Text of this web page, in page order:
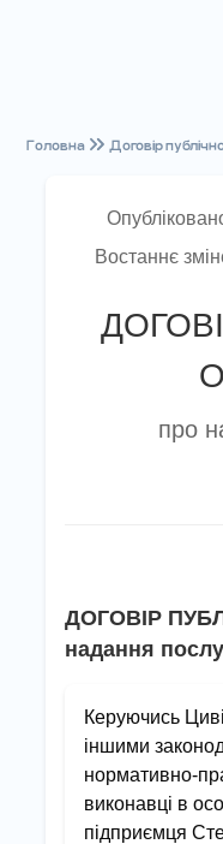
Головна Договір
Востаннє
про
ДОГОВІР
надання
Керуючись
іншими
нормативно-
виконавці в
підприємця